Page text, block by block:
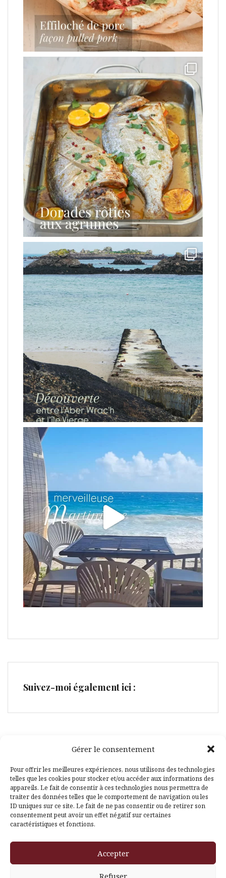
Gérer le consentement
Pour offrir les meilleures expériences, nous utilisons des technologies
telles que les cookies pour stocker et/ou accéder aux informations des
appareils. Le fait de consentir à ces technologies nous permettra de
traiter des données telles que le comportement de navigation ou les
ID uniques sur ce site. Le fait de ne pas consentir ou de retirer son
consentement peut avoir un effet négatif sur certaines
caractéristiques et fonctions.
Accepter
Refuser
Suivez-moi également ici :
Facebook
Pinterest
Themeisle